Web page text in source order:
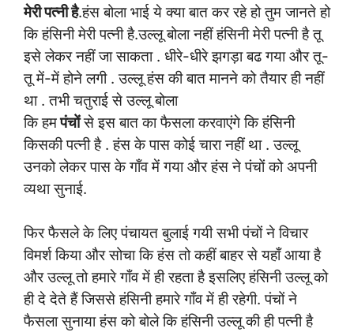
मेरी पत्नी है.हंस बोला भाई ये क्या बात कर रहे हो तुम जानते हो
कि हंसिनी मेरी पत्नी है.उल्लू बोला नहीं हंसिनी मेरी पत्नी है तू
इसे लेकर नहीं जा साकता . धीरे-धीरे झगड़ा बढ गया और तू-
तू में-में होने लगी . उल्लू हंस की बात मानने को तैयार ही नहीं
था . तभी चतुराई से उल्लू बोला
कि हमपंचोंसे इस बात का फैसला करवाएंगे कि हंसिनी
किसकी पत्नी है . हंस के पास कोई चारा नहीं था . उल्लू
उनको लेकर पास के गाँव में गया और हंस ने पंचों को अपनी
व्यथा सुनाई.
फिर फैसले के लिए पंचायत बुलाई गयी सभी पंचों ने विचार
विमर्श किया और सोचा कि हंस तो कहीं बाहर से यहाँ आया है
और उल्लू तो हमारे गाँव में ही रहता है इसलिए हंसिनी उल्लू को
ही दे देते हैं जिससे हंसिनी हमारे गाँव में ही रहेगी. पंचों ने
फैसला सुनाया हंस को बोले कि हंसिनी उल्लू की ही पत्नी है